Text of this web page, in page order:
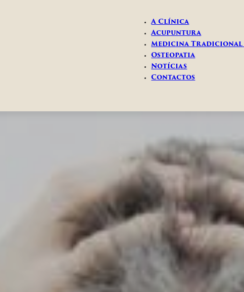
A Clínica
Acupuntura
Medicina Tradicional
Osteopatia
Notícias
Contactos